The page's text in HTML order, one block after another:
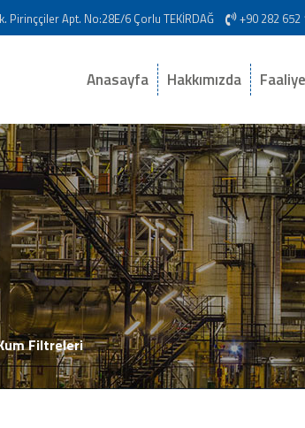
Pirinççiler Apt. No:28E/6 Çorlu TEKİRDAĞ +90 282 652
Anasayfa Hakkımızda
Filtreleri